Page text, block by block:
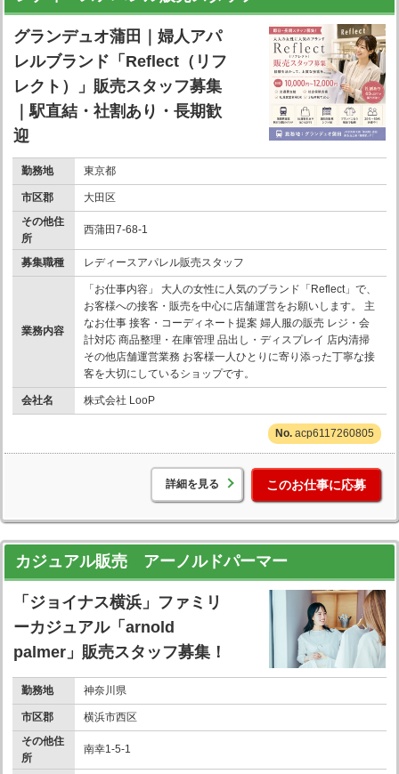
グランデュオ蒲田｜婦人アパ
レルブランド「Reflect（リフ
レクト）」販売スタッフ募集
｜駅直結・社割あり・長期歓
迎
勤務地 東京都
市区郡
大田区
その他住
所
西蒲田7-68-1
募集職種 レディースアパレル販売スタッフ
業務内容
「お仕事内容」 大人の女性に人気のブランド「Reflect」で、
お客様への接客・販売を中心に店舗運営をお願いします。 主
なお仕事 接客・コーディネート提案 婦人服の販売 レジ・会
計対応 商品整理・在庫管理 品出し・ディスプレイ 店内清掃
その他店舗運営業務 お客様一人ひとりに寄り添った丁寧な接
客を大切にしているショップです。
会社名 株式会社 LooP
acp6117260805
詳細を見る このお仕事に応募
カジュアル販売 アーノルドパーマー
「ジョイナス横浜」ファミリ
ーカジュアル「arnold
palmer」販売スタッフ募集！
勤務地 神奈川県
市区郡
横浜市西区
その他住
所
南幸1-5-1